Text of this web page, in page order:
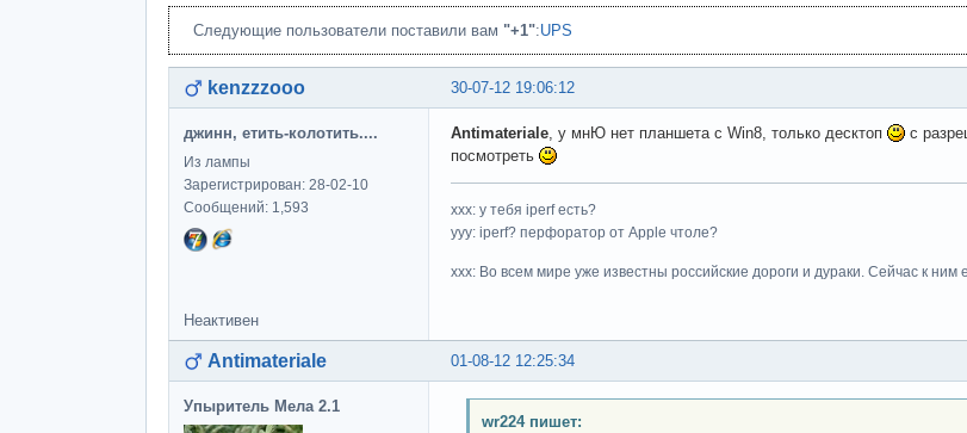
Следующие пользователи поставили вам "+1":UPS
30-07-12 19:06:12
kenzzzooo
джинн, етить-колотить....
Из лампы
Зарегистрирован: 28-02-10
Сообщений: 1,593
Antimateriale , у мнЮ нет планшета с Win8, только десктоп с
посмотреть
ххх: у тебя iperf есть?
yyy: iperf? перфоратор от Apple чтоле?
xxx: Во всем мире уже известны российские дороги и дураки. Сейчас к
Неактивен
01-08-12 12:25:34
Antimateriale
Упыритель Мела 2.1
wr224 пишет: